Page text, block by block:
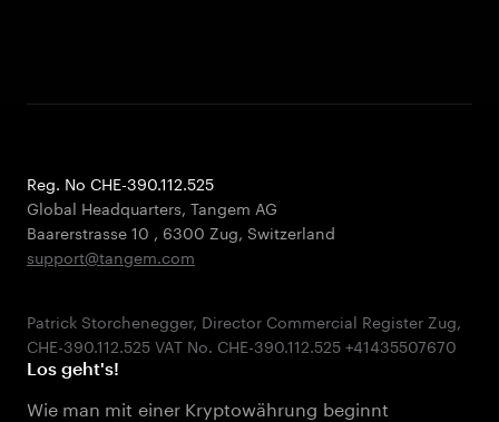
Reg. No CHE-390.112.525
Global Headquarters, Tangem AG
Baarerstrasse 10 , 6300 Zug, Switzerland
support@tangem.com
Patrick Storchenegger, Director Commercial Register Zug,
Los geht's!
Wie man mit einer Kryptowährung beginnt